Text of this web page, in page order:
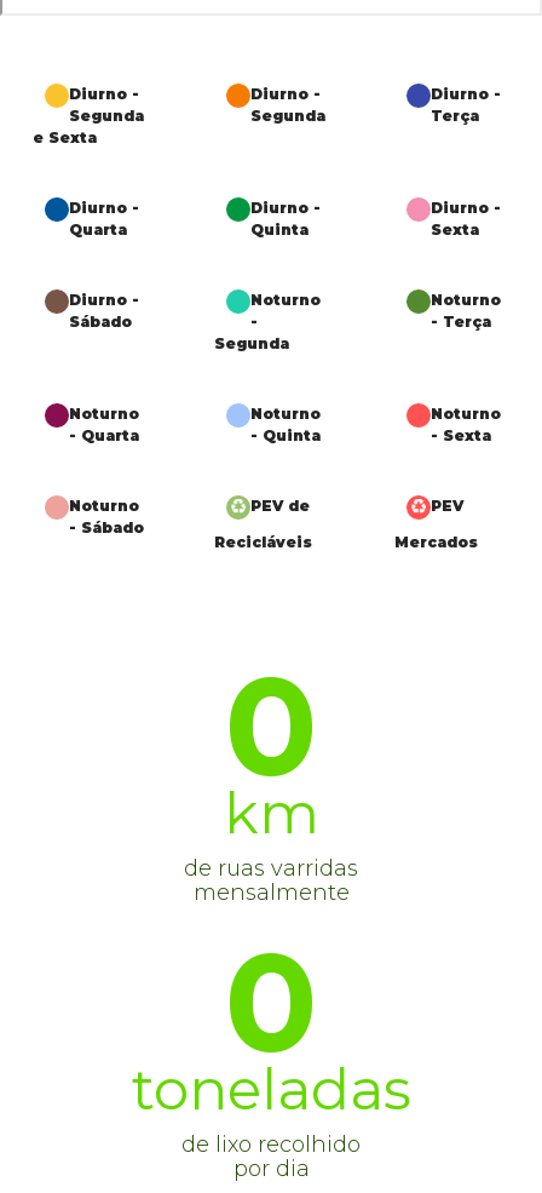
Diurno -
Segunda
e Sexta
Diurno -
Segunda
Diurno -
Terça
Diurno -
Quarta
Diurno -
Quinta
Diurno -
Sexta
Diurno -
Sábado
Noturno
-
Segunda
Noturno
- Terça
Noturno
- Quarta
Noturno
- Quinta
Noturno
- Sexta
Noturno
- Sábado
PEV de
Recicláveis
PEV
Mercados
0
km
de ruas varridas
mensalmente
0
toneladas
de lixo recolhido
por dia